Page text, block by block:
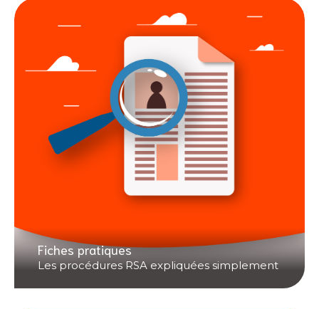
Fiches pratiques
Les procédures RSA expliquées simplement